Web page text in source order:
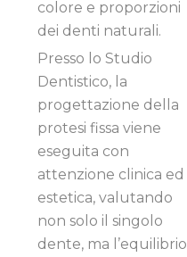
colore e proporzioni
dei denti naturali.
Presso lo Studio
Dentistico, la
progettazione della
protesi fissa viene
eseguita con
attenzione clinica ed
estetica, valutando
non solo il singolo
dente, ma l’equilibrio